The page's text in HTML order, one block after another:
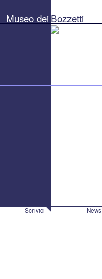
Bozzetti
"Pierluigi
Museo dei Bozzetti
Scrivici News